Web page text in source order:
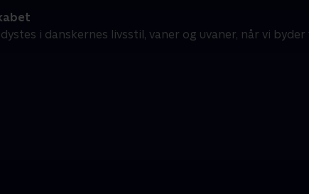
i danskernes livsstil, vaner og uvaner, når vi